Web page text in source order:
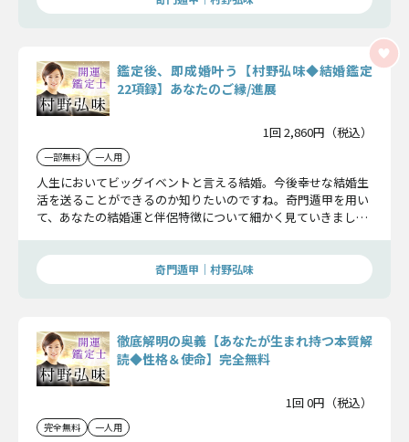
鑑定後、即成婚叶う【村野弘味◆結婚鑑定
22項録】あなたのご縁/進展
1回 2,860円（税込）
一部無料 一人用
人生においてビッグイベントと言える結婚。今後幸せな結婚生
活を送ることができるのか知りたいのですね。奇門遁甲を用い
て、あなたの結婚運と伴侶特徴について細かく見ていきましょ
奇門遁甲｜村野弘味
徹底解明の奥義【あなたが生まれ持つ本質解
読◆性格＆使命】完全無料
1回 0円（税込）
完全無料 一人用